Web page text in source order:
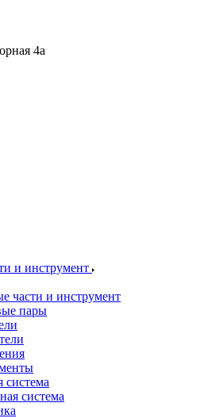
4а
и инструмент
части и инструмент
пары
система
система